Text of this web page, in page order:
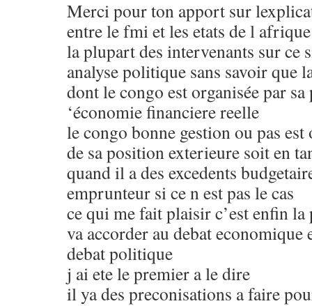
Merci pour ton apport sur
entre le fmi et les etats de l
la plupart des intervenants sur ce
analyse politique sans savoir que
dont le congo est organisée par
‘économie financiere reelle
le congo bonne gestion ou pas
de sa position exterieure soit en
quand il a des excedents
emprunteur si ce n est pas le cas
ce qui me fait plaisir c’est enfin la
va accorder au debat economique
debat politique
j ai ete le premier a le dire
il ya des preconisations a faire